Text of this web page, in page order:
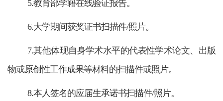
5.教育部学籍在线验证报告。
6.大学期间获奖证书扫描件/照片。
7.其他体现自身学术水平的代表性学术论文、出版
物或原创性工作成果等材料的扫描件或照片。
8.本人签名的应届生承诺书扫描件/照片。